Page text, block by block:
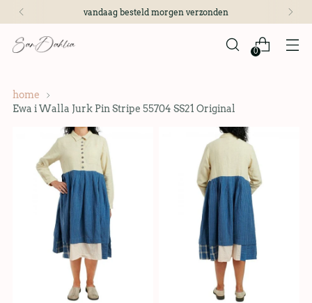
vandaag besteld morgen verzonden
0
home
Ewa i Walla Jurk Pin Stripe 55704 SS21 Original